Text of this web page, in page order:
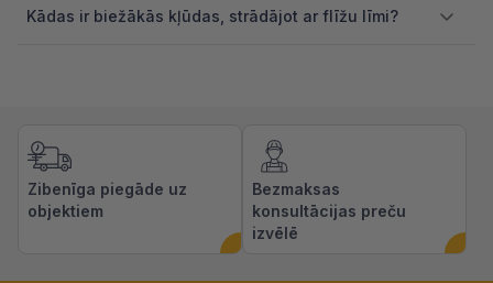
Kādas ir biežākās kļūdas, strādājot ar flīžu līmi?
Zibenīga piegāde uz
objektiem
Bezmaksas
konsultācijas preču
izvēlē